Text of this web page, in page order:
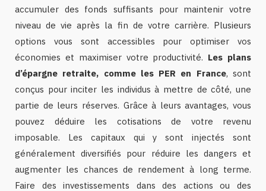
accumuler des fonds suffisants pour maintenir votre
niveau de vie après la fin de votre carrière. Plusieurs
options vous sont accessibles pour optimiser vos
économies et maximiser votre productivité. Les plans
d’épargne retraite, comme les PER en France, sont
conçus pour inciter les individus à mettre de côté, une
partie de leurs réserves. Grâce à leurs avantages, vous
pouvez déduire les cotisations de votre revenu
imposable. Les capitaux qui y sont injectés sont
généralement diversifiés pour réduire les dangers et
augmenter les chances de rendement à long terme.
Faire des investissements dans des actions ou des